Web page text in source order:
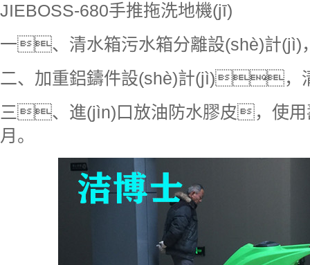
JIEBOSS-680手推拖洗地機(jī)
一、清水箱污水箱分離設(shè)計(jì)
二、加重鋁鑄件設(shè)計(jì)，
三、進(jìn)口放油防水膠皮，使用
月。